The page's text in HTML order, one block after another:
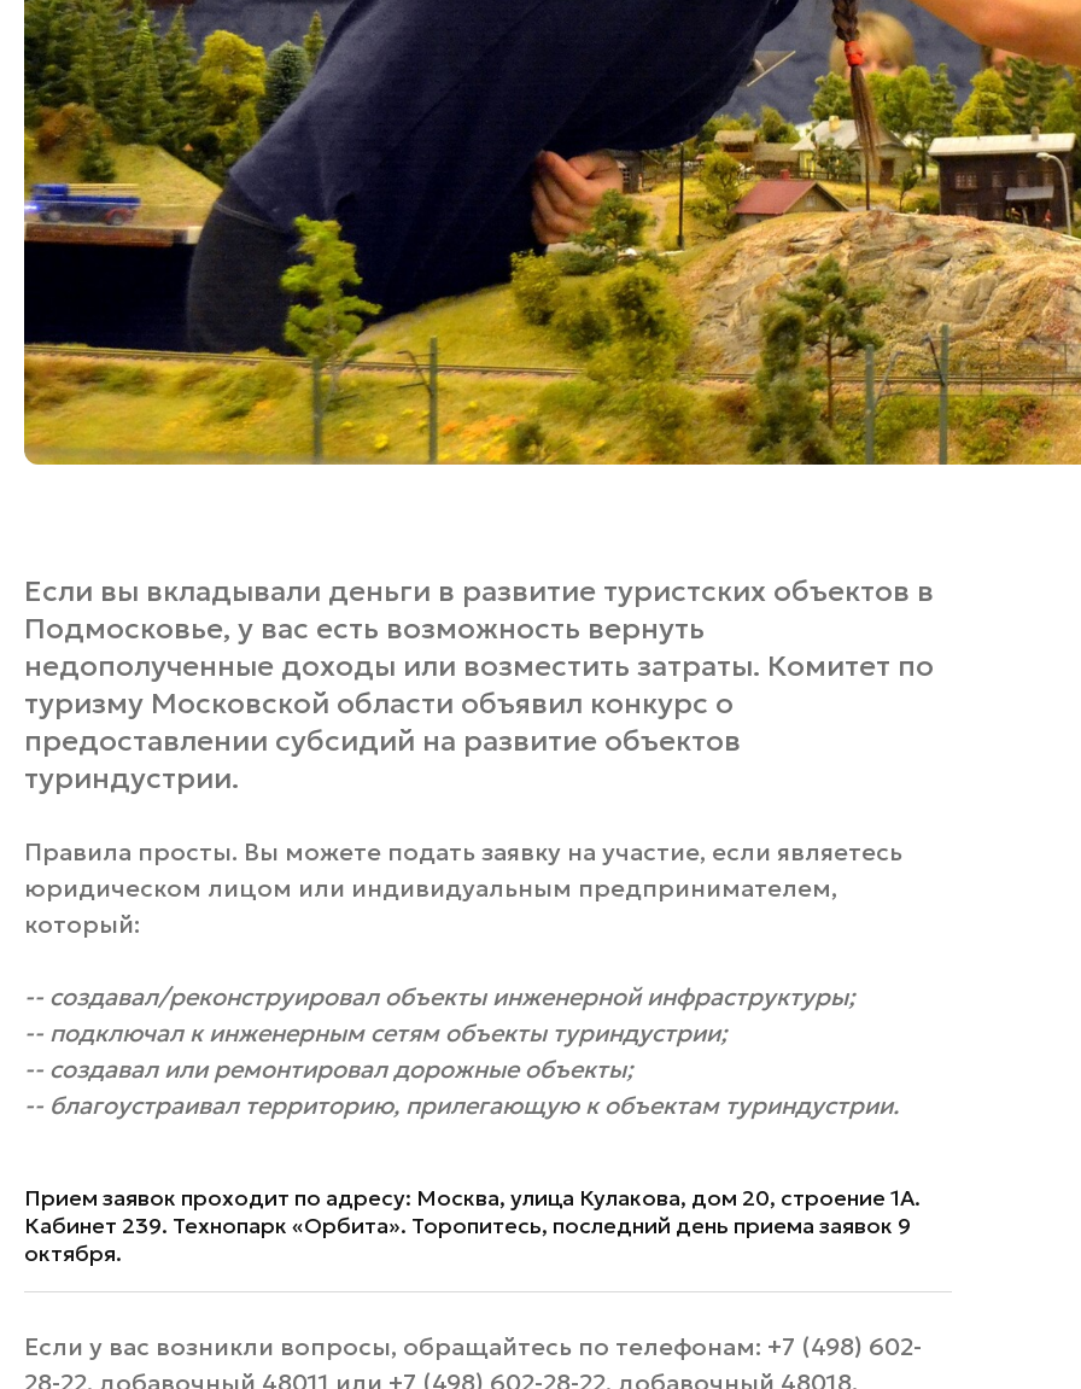
Если вы вкладывали деньги в развитие туристских объектов в
Подмосковье, у вас есть возможность вернуть
недополученные доходы или возместить затраты. Комитет по
туризму Московской области объявил конкурс о
предоставлении субсидий на развитие объектов
туриндустрии.
Правила просты. Вы можете подать заявку на участие, если являетесь
юридическом лицом или индивидуальным предпринимателем,
который:
-- создавал/реконструировал объекты инженерной инфраструктуры;
-- подключал к инженерным сетям объекты туриндустрии;
-- создавал или ремонтировал дорожные объекты;
-- благоустраивал территорию, прилегающую к объектам туриндустрии.
Прием заявок проходит по адресу: Москва, улица Кулакова, дом 20, строение 1А.
Кабинет 239. Технопарк «Орбита». Торопитесь, последний день приема заявок 9
октября.
Если у вас возникли вопросы, обращайтесь по телефонам: +7 (498) 602-
28-22, добавочный 48011 или +7 (498) 602-28-22, добавочный 48018.